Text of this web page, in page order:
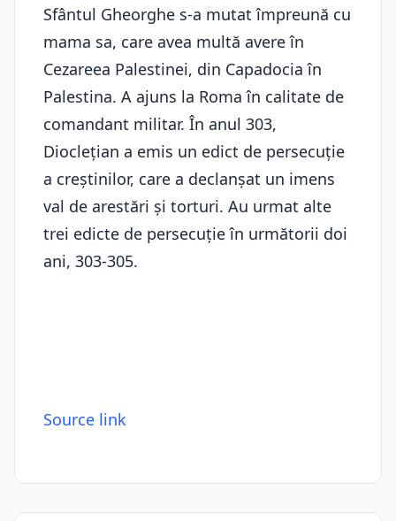
Sfântul Gheorghe s-a mutat împreună cu
mama sa, care avea multă avere în
Cezareea Palestinei, din Capadocia în
Palestina. A ajuns la Roma în calitate de
comandant militar. În anul 303,
Dioclețian a emis un edict de persecuție
a creștinilor, care a declanșat un imens
val de arestări și torturi. Au urmat alte
trei edicte de persecuție în următorii doi
ani, 303-305.
Source link